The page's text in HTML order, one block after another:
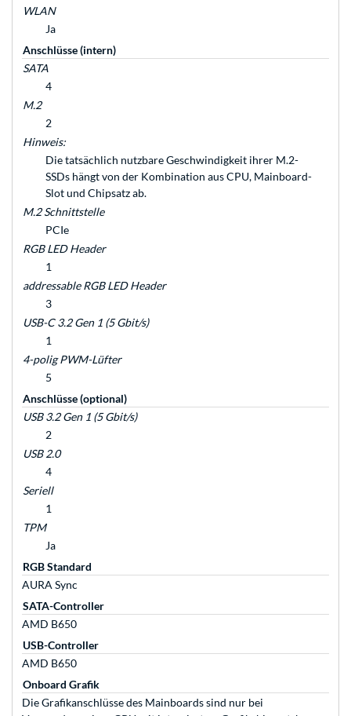
WLAN
Ja
Anschlüsse (intern)
SATA
4
M.2
2
Hinweis:
Die tatsächlich nutzbare Geschwindigkeit ihrer M.2-
SSDs hängt von der Kombination aus CPU, Mainboard-
Slot und Chipsatz ab.
M.2 Schnittstelle
PCIe
RGB LED Header
1
addressable RGB LED Header
3
USB-C 3.2 Gen 1 (5 Gbit/s)
1
4-polig PWM-Lüfter
5
Anschlüsse (optional)
USB 3.2 Gen 1 (5 Gbit/s)
2
USB 2.0
4
Seriell
1
TPM
Ja
RGB Standard
AURA Sync
SATA-Controller
AMD B650
USB-Controller
AMD B650
Onboard Grafik
Die Grafikanschlüsse des Mainboards sind nur bei